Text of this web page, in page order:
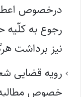
درخصوص
رجوع به
نیز برداشت
رویه قضایی
خصوص مطالبه